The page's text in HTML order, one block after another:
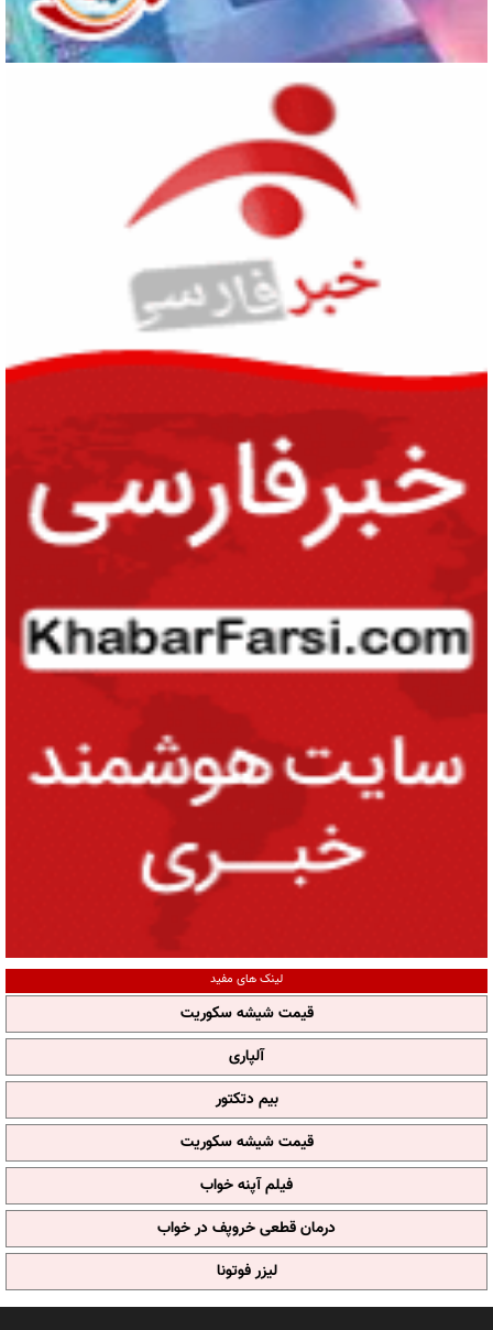
لینک های مفید
قیمت شیشه سکوریت
آلپاری
بیم دتکتور
قیمت شیشه سکوریت
فیلم آپنه خواب
درمان قطعی خروپف در خواب
لیزر فوتونا